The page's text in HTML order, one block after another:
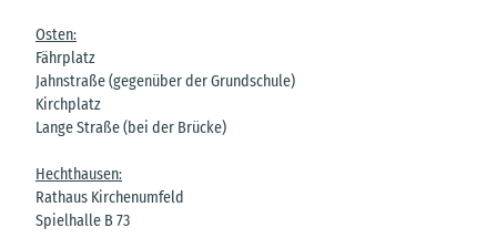
Osten:
Fährplatz
Jahnstraße (gegenüber der Grundschule)
Kirchplatz
Lange Straße (bei der Brücke)
Hechthausen:
Rathaus Kirchenumfeld
Spielhalle B 73